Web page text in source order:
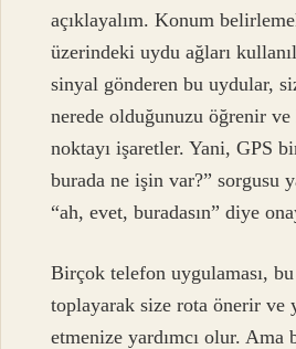
açıklayalım. Konum
üzerindeki uydu ağları
sinyal gönderen bu uydular,
nerede olduğunuzu öğrenir
noktayı işaretler. Yani, GPS
burada ne işin var?” sorgusu
“ah, evet, buradasın” diye
Birçok telefon uygulaması,
toplayarak size rota önerir ve
etmenize yardımcı olur. Ama